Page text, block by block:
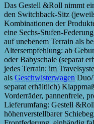
Das Gestell &Roll nimmt
den Switchback-Sitz
Kombinationen der
eine Sechs-Stufen-
auf unebenem Terrain als
Altersempfehlung: ab
oder Babyschale (separat
jedes Terrain; im
als Geschwisterwagen
separat erhältlich)
Vorderräder, pannenfreie,
Lieferumfang: Gestell
höhenverstellbarer